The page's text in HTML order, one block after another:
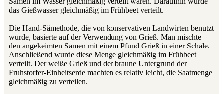
das Gießwasser gleichmäßig im Frühbeet verteilt.
Die Hand-Sämethode, die von konservativen Landwirten benutzt
wurde, basierte auf der Verwendung von Grieß. Man mischte
den angekeimten Samen mit einem Pfund Grieß in einer Schale.
Anschließend wurde diese Menge gleichmäßig im Frühbeet
verteilt. Der weiße Grieß und der braune Untergrund der
Fruhstorfer-Einheitserde machten es relativ leicht, die Saatmenge
gleichmäßig zu verteilen.